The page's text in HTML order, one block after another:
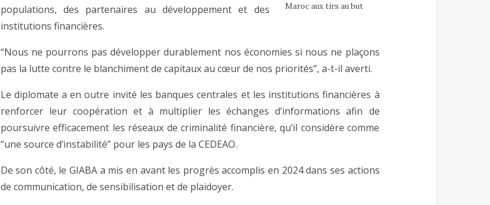
Maroc aux tirs au but
populations, des partenaires au développement et des
institutions financières.
“Nous ne pourrons pas développer durablement nos économies si nous ne plaçons
pas la lutte contre le blanchiment de capitaux au cœur de nos priorités”, a-t-il averti.
Le diplomate a en outre invité les banques centrales et les institutions financières à
renforcer leur coopération et à multiplier les échanges d’informations afin de
poursuivre efficacement les réseaux de criminalité financière, qu’il considère comme
“une source d’instabilité” pour les pays de la CEDEAO.
De son côté, le GIABA a mis en avant les progrès accomplis en 2024 dans ses actions
de communication, de sensibilisation et de plaidoyer.